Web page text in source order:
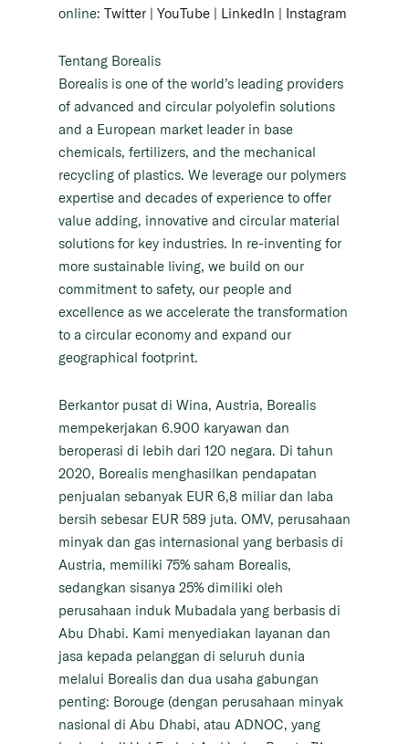
online: Twitter | YouTube | LinkedIn | Instagram
Tentang Borealis
Borealis is one of the world’s leading providers
of advanced and circular polyolefin solutions
and a European market leader in base
chemicals, fertilizers, and the mechanical
recycling of plastics. We leverage our polymers
expertise and decades of experience to offer
value adding, innovative and circular material
solutions for key industries. In re-inventing for
more sustainable living, we build on our
commitment to safety, our people and
excellence as we accelerate the transformation
to a circular economy and expand our
geographical footprint.
Berkantor pusat di Wina, Austria, Borealis
mempekerjakan 6.900 karyawan dan
beroperasi di lebih dari 120 negara. Di tahun
2020, Borealis menghasilkan pendapatan
penjualan sebanyak EUR 6,8 miliar dan laba
bersih sebesar EUR 589 juta. OMV, perusahaan
minyak dan gas internasional yang berbasis di
Austria, memiliki 75% saham Borealis,
sedangkan sisanya 25% dimiliki oleh
perusahaan induk Mubadala yang berbasis di
Abu Dhabi. Kami menyediakan layanan dan
jasa kepada pelanggan di seluruh dunia
melalui Borealis dan dua usaha gabungan
penting: Borouge (dengan perusahaan minyak
nasional di Abu Dhabi, atau ADNOC, yang